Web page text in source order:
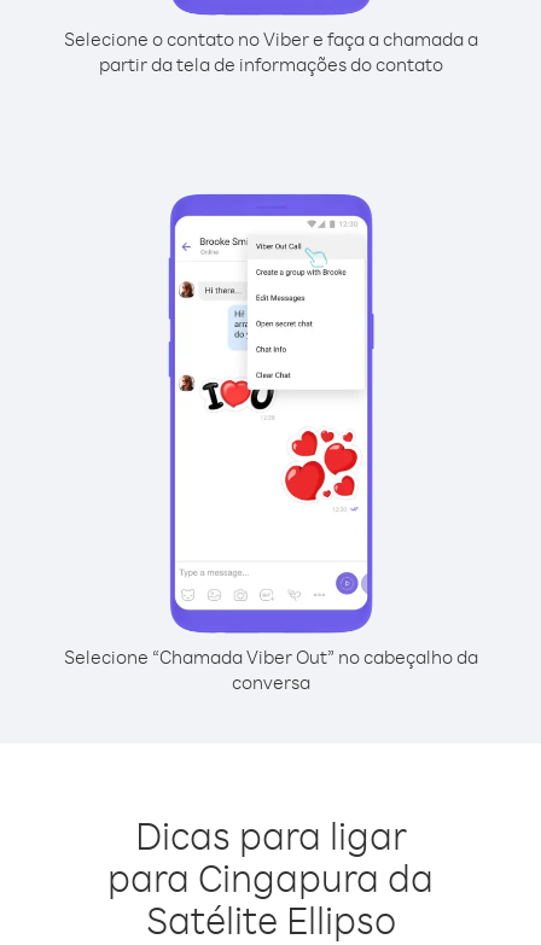
Selecione o contato no Viber e faça a chamada a
partir da tela de informações do contato
Selecione “Chamada Viber Out” no cabeçalho da
conversa
Dicas para ligar
para Cingapura da
Satélite Ellipso